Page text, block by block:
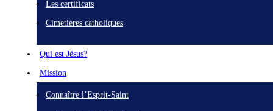
Les certificats
Cimetières catholiques
Qui est Jésus?
Mission
Connaître l’Esprit-Saint